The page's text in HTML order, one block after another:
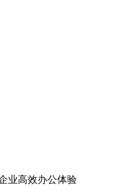
业高效办公体验